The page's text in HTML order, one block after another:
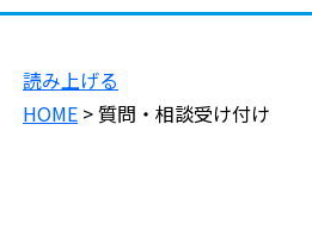
読み上げる
HOME > 質問・相談受け付け